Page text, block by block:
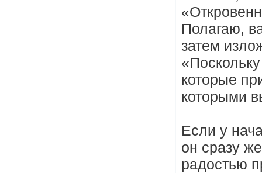
Полагаю,
затем
которые
которыми
Если у
он сразу
радостью